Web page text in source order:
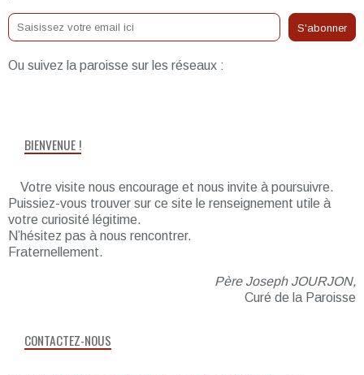
Ou suivez la paroisse sur les réseaux :
BIENVENUE !
Votre visite nous encourage et nous invite à poursuivre.
Puissiez-vous trouver sur ce site le renseignement utile à
votre curiosité légitime.
N’hésitez pas à nous rencontrer.
Fraternellement.
Père Joseph JOURJON,
Curé de la Paroisse
CONTACTEZ-NOUS